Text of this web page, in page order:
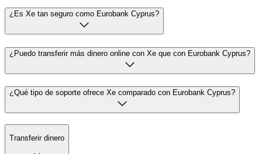
¿Es Xe tan seguro como Eurobank Cyprus?
¿Puedo transferir más dinero online con Xe que con Eurobank Cyprus?
¿Qué tipo de soporte ofrece Xe comparado con Eurobank Cyprus?
Transferir dinero